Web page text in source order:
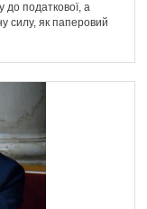
до податкової, а
силу, як паперовий